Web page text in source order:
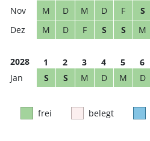
M
D M D F S
M
D F S S M
2028 1 2 3 4 5 6
S
S M D M D
frei belegt